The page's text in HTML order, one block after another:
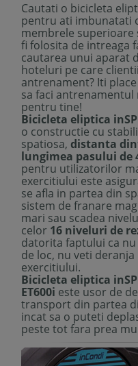
Cautati o bicicleta
pentru ati imbunatati
membrele
fi folosita de intreaga
cautarea unui aparat
hoteluri pe care
antrenament? Iti
sa faci antrenamentul
pentru tine!
Bicicleta eliptica
o constructie cu
spatiosa, distanta
lungimea pasului de
pentru utilizatorilor
exercitiului este
se afla in partea din
sistem de franare
mari sau scadea
celor 16 niveluri de
datorita faptului ca
de loc, nu veti
exercitiului.
Bicicleta eliptica
ET600i este usor de
transport din partea
incat sa o puteti
peste tot fara prea